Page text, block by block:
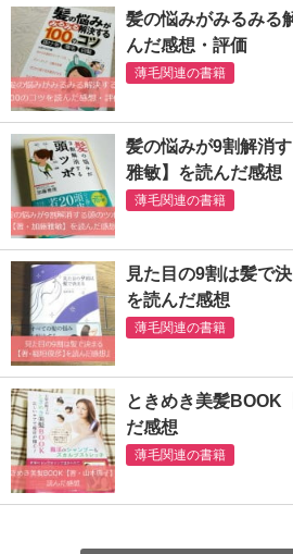
髪の悩みがみるみる
んだ感想・評価
薄毛関連の書籍
髪の悩みが9割解消
雅敏】を読んだ感想
薄毛関連の書籍
見た目の9割は髪で
を読んだ感想
薄毛関連の書籍
ときめき美髪BOOK
だ感想
薄毛関連の書籍